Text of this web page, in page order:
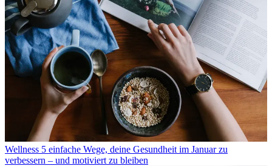
Wellness 5 einfache Wege, deine Gesundheit im Januar zu
verbessern – und motiviert zu bleiben